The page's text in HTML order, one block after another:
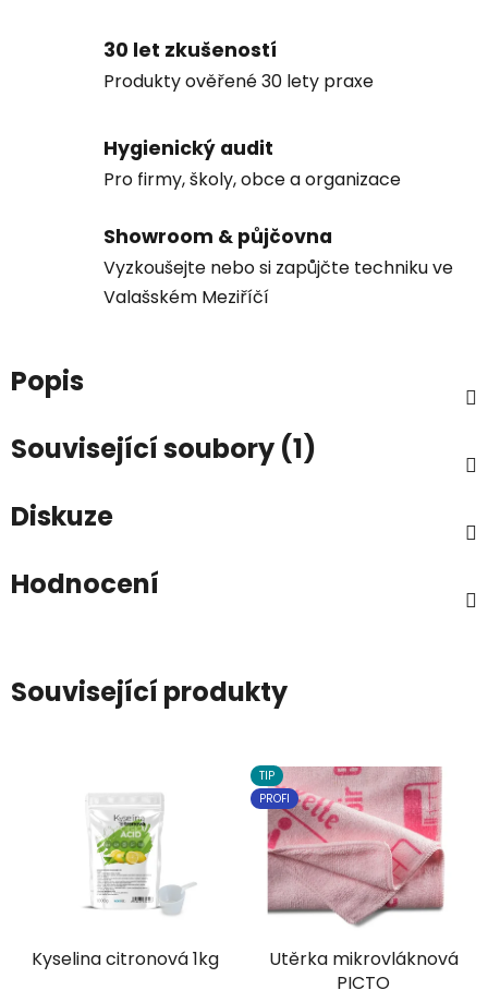
30 let zkušeností
Produkty ověřené 30 lety praxe
Hygienický audit
Pro firmy, školy, obce a organizace
Showroom & půjčovna
Vyzkoušejte nebo si zapůjčte techniku ve
Valašském Meziříčí
Popis
Související soubory (1)
Diskuze
Hodnocení
Související produkty
Kyselina citronová 1kg
TIP
PROFI
Utěrka mikrovláknová
PICTO